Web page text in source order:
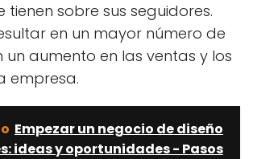
tienen sobre sus seguidores.
en un mayor número de
un aumento en las ventas y los
empresa.
Empezar un negocio de diseño
ideas y oportunidades - Pasos